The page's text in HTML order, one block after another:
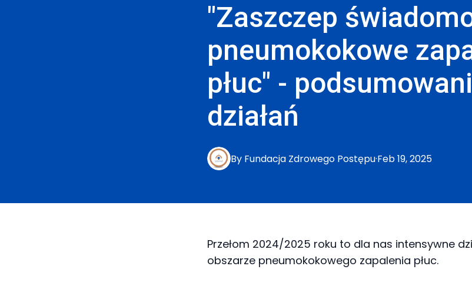
"Zaszczep
pneumokokowe
płuc" -
działań
Feb 19, 2025
·
By Fundacja Zdrowego Postępu
Przełom 2024/2025 roku to dla nas intensywne
obszarze pneumokokowego zapalenia płuc.